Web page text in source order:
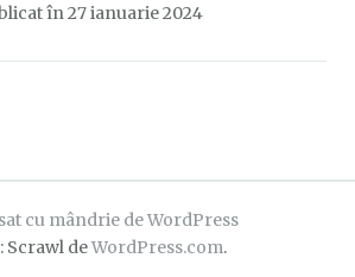
în 27 ianuarie 2024
cu mândrie de WordPress
Scrawl deWordPress.com.